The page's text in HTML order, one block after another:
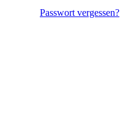
Passwort vergessen?